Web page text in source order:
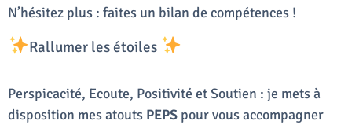
N’hésitez plus : faites un bilan de compétences !
Rallumer les étoiles
Perspicacité, Ecoute, Positivité et Soutien : je mets à
disposition mes atouts PEPS pour vous accompagner